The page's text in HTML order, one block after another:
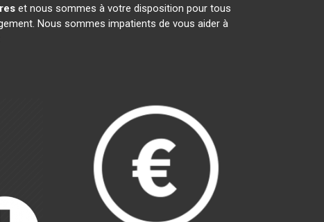
et nous sommes à votre disposition pour tous
Nous sommes impatients de vous aider à